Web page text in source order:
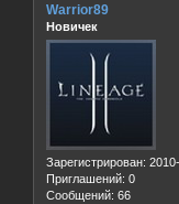
Warrior89
Новичек
Зарегистрирован:
Приглашений: 0
Сообщений: 66